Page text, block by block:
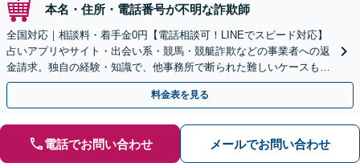
本名・住所・電話番号が不明な詐欺師
全国対応｜相談料・着手金0円【電話相談可！LINEでスピード対応】
占いアプリやサイト・出会い系・競馬・競艇詐欺などの事業者への返
金請求。独自の経験・知識で、他事務所で断られた難しいケースも解
決に導いた実績あり。まずはお気軽にご相談ください
料金表を見る
電話でお問い合わせ メールでお問い合わせ